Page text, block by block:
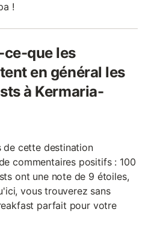
!
que les
en général les
à Kermaria-
de cette destination
commentaires positifs : 100
ont une note de 9 étoiles,
vous trouverez sans
parfait pour votre